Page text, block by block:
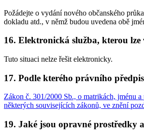
Požádejte o vydání nového občanského
dokladu atd., v němž budou uvedena obě
16. Elektronická služba, kterou lze
Tuto situaci nelze řešit elektronicky.
17. Podle kterého právního
Zákon č. 301/2000 Sb., o matrikách, jménu a
některých souvisejících zákonů, ve znění
19. Jaké jsou opravné prostředky